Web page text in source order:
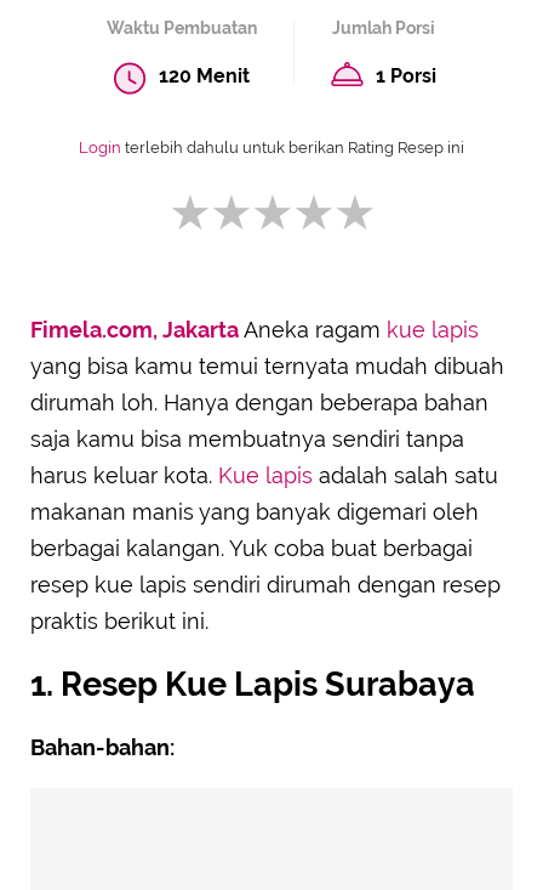
Waktu Pembuatan
120 Menit
Jumlah Porsi
1 Porsi
Login terlebih dahulu untuk berikan Rating Resep ini
SUBMIT REVIEW
Fimela.com, JakartaAneka ragam kue lapis
yang bisa kamu temui ternyata mudah dibuah
dirumah loh. Hanya dengan beberapa bahan
saja kamu bisa membuatnya sendiri tanpa
harus keluar kota. Kue lapis adalah salah satu
makanan manis yang banyak digemari oleh
berbagai kalangan. Yuk coba buat berbagai
resep kue lapis sendiri dirumah dengan resep
praktis berikut ini.
1. Resep Kue Lapis Surabaya
Bahan-bahan: